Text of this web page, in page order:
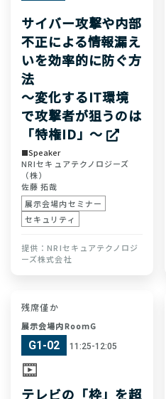
サイバー攻撃や内部
不正による情報漏え
いを効率的に防ぐ方
法
～変化するIT環境
で攻撃者が狙うのは
「特権ID」～
Speaker
NRIセキュアテクノロジーズ
（株）
佐藤 拓哉
展示会場内セミナー
セキュリティ
NRIセキュアテクノロジ
ーズ株式会社
残席僅か
展示会場内RoomG
G1-02 11:25-12:05
テレビの「枠」を超